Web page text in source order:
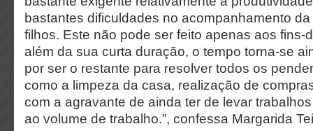
bastantes dificuldades no acompanhamento
filhos. Este não pode ser feito apenas aos fins-
além da sua curta duração, o tempo torna-se
por ser o restante para resolver todos os
como a limpeza da casa, realização de
com a agravante de ainda ter de levar
ao volume de trabalho.”, confessa Margarida